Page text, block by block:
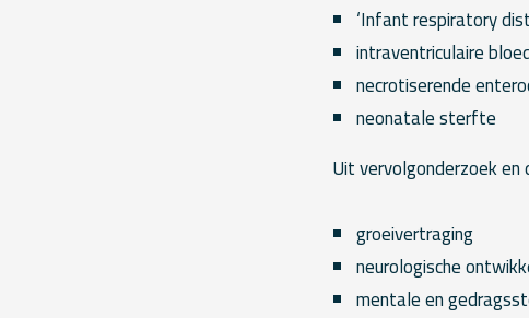
‘Infant respiratory
intraventriculaire
necrotiserende
neonatale sterfte
Uit vervolgonderzoek
groeivertraging
neurologische
mentale en